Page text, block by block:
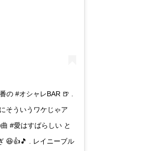
の #オシャレBAR 🍺 .
そういうワケじゃア
#愛はすばらしい と
😆👍🎵 . レイニーブル